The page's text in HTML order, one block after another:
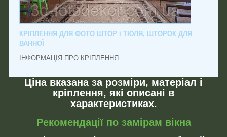
КРІПЛЕННЯ ДЛЯ ФОТО ШТОР і ТЮЛЯ, ШТОРОК ДЛЯ
ВАННОЇ
ІНФОРМАЦІЯ ПРО КРІПЛЕННЯ
Ціна вказана за розміри, матеріал і
кріплення, які описані в
характеристиках.
Рекомендації по замірам вікна